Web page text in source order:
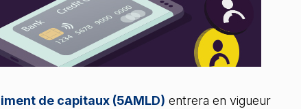
de capitaux (5AMLD) entrera en vigueur